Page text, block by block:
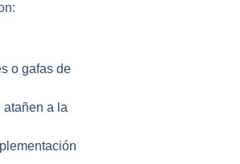
o gafas de
a la